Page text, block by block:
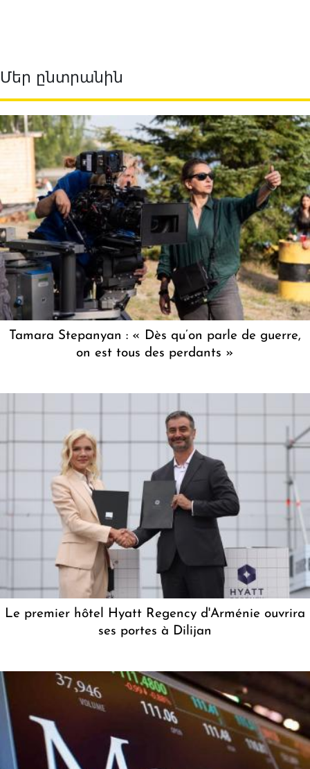
Մեր ընտրանին
Tamara Stepanyan : « Dès qu’on parle de guerre,
on est tous des perdants »
Le premier hôtel Hyatt Regency d'Arménie ouvrira
ses portes à Dilijan